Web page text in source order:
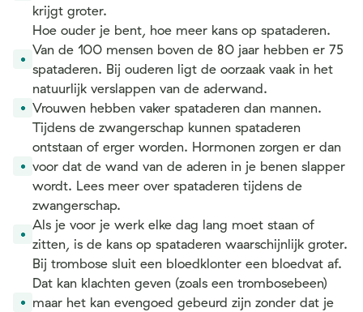
krijgt groter.
Hoe ouder je bent, hoe meer kans op spataderen.
Van de 100 mensen boven de 80 jaar hebben er 75
spataderen. Bij ouderen ligt de oorzaak vaak in het
natuurlijk verslappen van de aderwand.
Vrouwen hebben vaker spataderen dan mannen.
Tijdens de zwangerschap kunnen spataderen
ontstaan of erger worden. Hormonen zorgen er dan
voor dat de wand van de aderen in je benen slapper
wordt. Lees meer over spataderen tijdens de
zwangerschap.
Als je voor je werk elke dag lang moet staan of
zitten, is de kans op spataderen waarschijnlijk groter.
Bij trombose sluit een bloedklonter een bloedvat af.
Dat kan klachten geven (zoals een trombosebeen)
maar het kan evengoed gebeurd zijn zonder dat je